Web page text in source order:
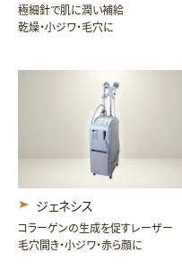
極細針で肌に潤い補給
乾燥・小ジワ・毛穴に
ジェネシス
コラーゲンの生成を促すレーザー
毛穴開き・小ジワ・赤ら顔に